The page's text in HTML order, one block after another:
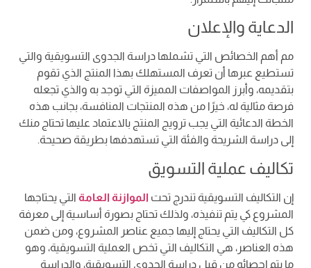
الدعاية والإعلان
مم أهم الخصائص التي تشملها دراسة الجدوى التسويقية والتي
تستطيع عبرها أن تعرف المستهلك بهذا المنتج الذي تقوم
بتقديمه، وأبرز المواصفات المميزة التي توجد به والذي تجعله
فرصة مثالية له، خيرًا من هذه المنتجات المنافسة، بجانب هذه
الخطة الدعائية التي يجب ترويج المنتج بالاعتماد عليها تحتاج منك
إلى دراسة الشريحة والفئة التي تستهدفها بطريقة صحيحة.
تكاليف عملية التسويق
إن التكاليف التسويقية تندرج تحت الموازنة العامة التي يحتاجها
المشروع كي يتم تنفيذه، ولذلك تحتاج بصورة أساسية إلى معرفة
كل التكاليف التي يحتاج إليها جميع عناصر المشروع، ومن ضمن
هذه العناصر، هي التكاليف التي تخص العملية التسويقية، وهو
ما يتم إحصائه من قبل دراسة الجدوى التسويقية، والدراسة